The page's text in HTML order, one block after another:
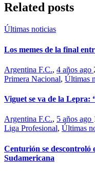
Related posts
Últimas noticias
Los memes de la final
Argentina F.C., 4 años ago
Primera Nacional, Últimas
Viguet se va de la Lepra:
Argentina F.C., 5 años ago
Liga Profesional, Últimas
Centurión se descontroló
Sudamericana